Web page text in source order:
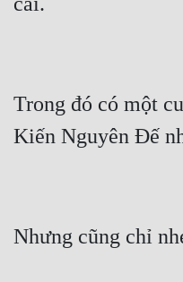
Trong đó có một
Kiến Nguyên Đế
Nhưng cũng chỉ